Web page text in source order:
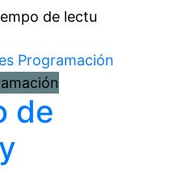
de lectu
Programación
de